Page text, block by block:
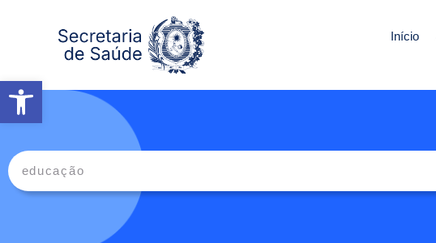
Abrir a barra de ferramentas
Início